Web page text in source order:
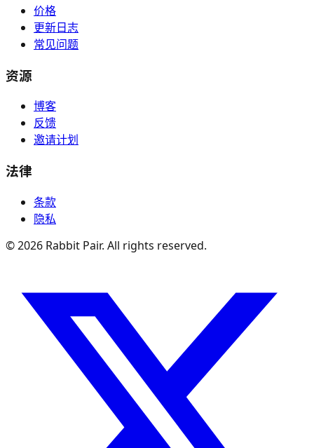
价格
更新日志
常见问题
资源
博客
反馈
邀请计划
法律
条款
隐私
©2026 Rabbit Pair. All rights reserved.